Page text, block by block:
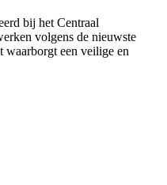
bij het Centraal
volgens de nieuwste
waarborgt een veilige en